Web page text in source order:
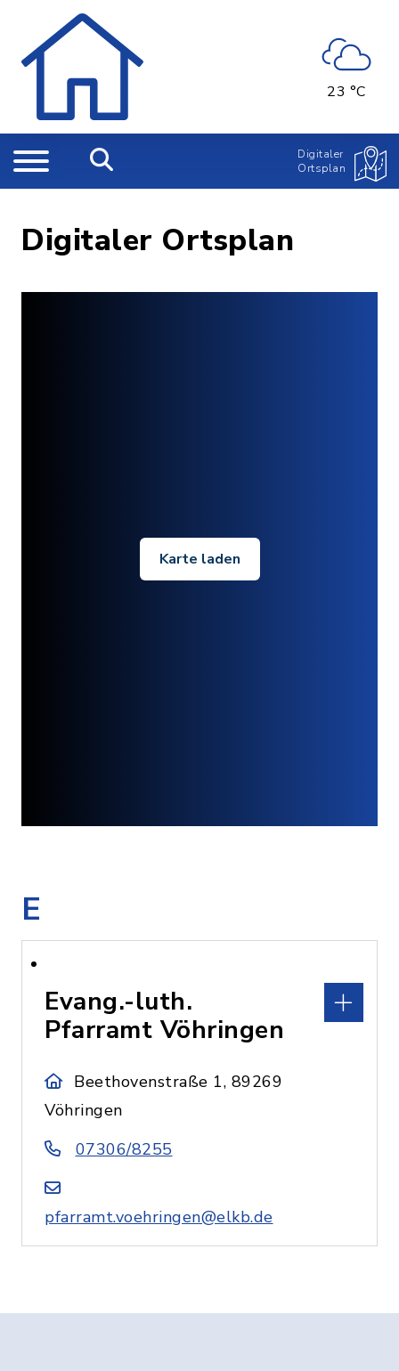
23 °C
Digitaler
Ortsplan
Digitaler Ortsplan
Karte laden
E
Evang.-luth.
Pfarramt Vöhringen
Beethovenstraße 1, 89269
Vöhringen
07306/8255
pfarramt.voehringen@elkb.de